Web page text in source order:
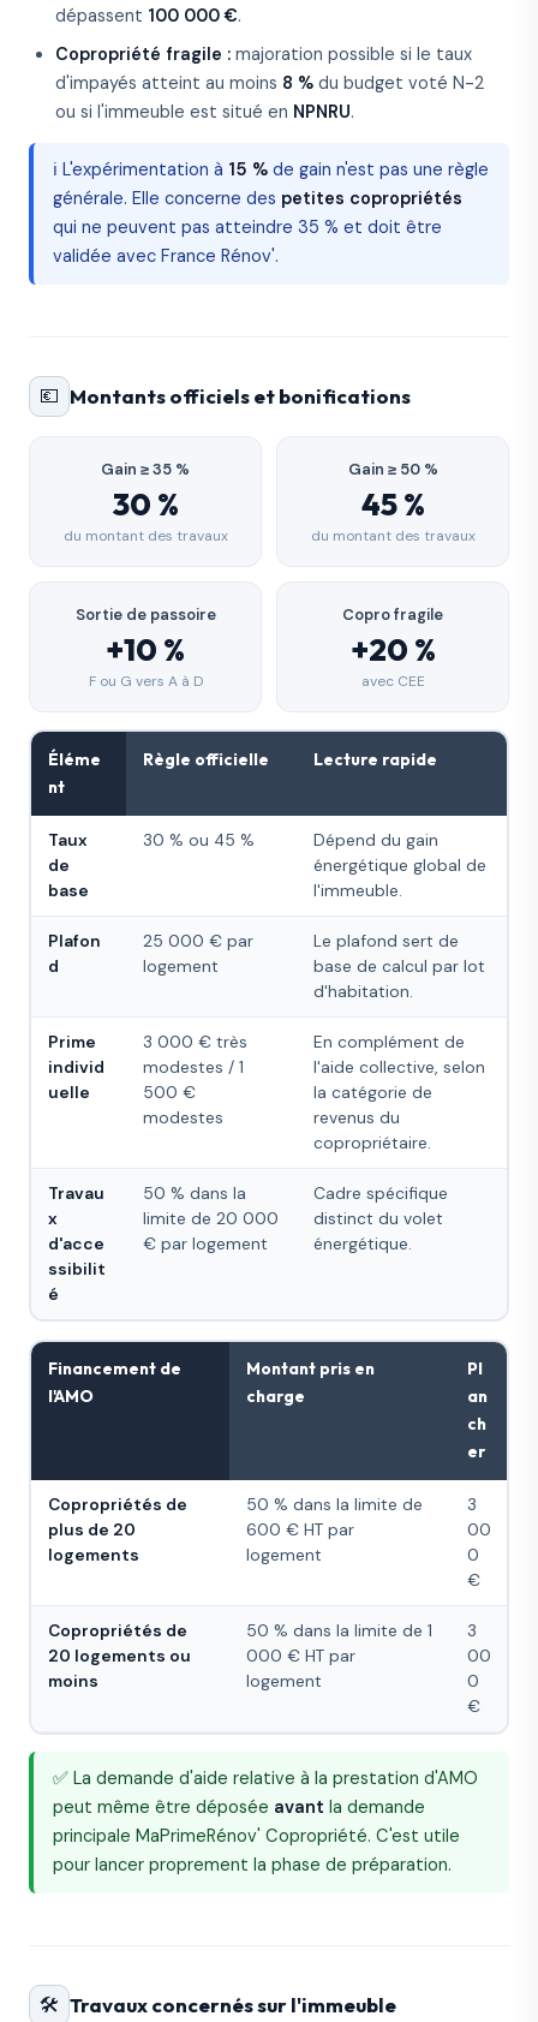
dépassent 100 000 €.
Copropriété fragile : majoration possible si le taux
d'impayés atteint au moins 8 % du budget voté N-2
ou si l'immeuble est situé en NPNRU.
ℹ️ L'expérimentation à 15 % de gain n'est pas une règle
générale. Elle concerne des petites copropriétés
qui ne peuvent pas atteindre 35 % et doit être
validée avec France Rénov'.
💶 Montants officiels et bonifications
Gain ≥ 35 %
30 %
du montant des travaux
Gain ≥ 50 %
45 %
du montant des travaux
Sortie de passoire
+10 %
F ou G vers A à D
Copro fragile
+20 %
avec CEE
Éléme
nt
Règle officielle Lecture rapide
Taux
de
base
30 % ou 45 %
Dépend du gain
énergétique global de
l'immeuble.
Plafon
d
25 000 € par
logement
Le plafond sert de
base de calcul par lot
d'habitation.
Prime
individ
uelle
3 000 € très
modestes / 1
500 €
modestes
En complément de
l'aide collective, selon
la catégorie de
revenus du
copropriétaire.
Travau
x
d'acce
ssibilit
é
50 % dans la
limite de 20 000
€ par logement
Cadre spécifique
distinct du volet
énergétique.
Financement de
l'AMO
Montant pris en
charge
Pl
an
ch
er
Copropriétés de
plus de 20
logements
50 % dans la limite de
600 € HT par
logement
3
00
0
€
Copropriétés de
20 logements ou
moins
50 % dans la limite de 1
000 € HT par
logement
3
00
0
€
✅ La demande d'aide relative à la prestation d'AMO
peut même être déposée avant la demande
principale MaPrimeRénov' Copropriété. C'est utile
pour lancer proprement la phase de préparation.
🛠️ Travaux concernés sur l'immeuble